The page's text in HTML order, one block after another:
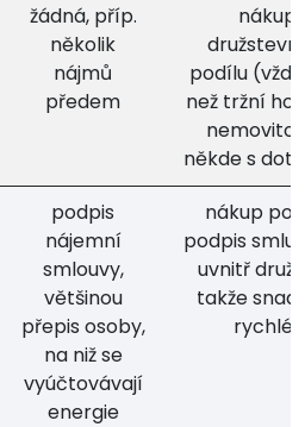
žádná, příp.
několik
nájmů
předem
nákup
podílu
než tržní
někde s
podpis
nájemní
smlouvy,
většinou
přepis osoby,
na niž se
vyúčtovávají
energie
nákup
podpis
uvnitř
takže
rychlé)